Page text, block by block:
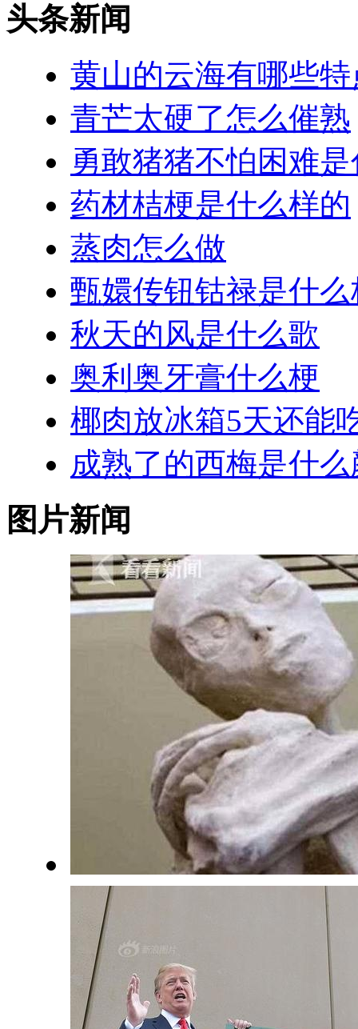
头条新闻
黄山的云海有哪些
青芒太硬了怎么催熟
勇敢猪猪不怕困难
药材桔梗是什么样的
蒸肉怎么做
甄嬛传钮钴禄是什么
秋天的风是什么歌
奥利奥牙膏什么梗
椰肉放冰箱5天还能
成熟了的西梅是什
图片新闻